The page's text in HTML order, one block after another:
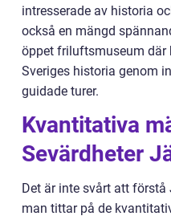
intresserade av historia
också en mängd
öppet friluftsmuseum där
Sveriges historia genom
guidade turer.
Kvantitativa
Sevärdheter
Det är inte svårt att
man tittar på de